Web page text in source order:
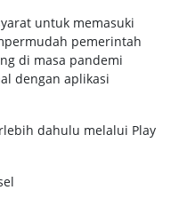
untuk memasuki
pemerintah
di masa pandemi
dengan aplikasi
dahulu melalui Play